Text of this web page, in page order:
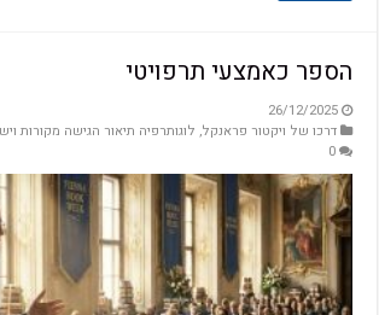
הספר כאמצעי תרפויטי
26/12/2025
דרכו של ויקטור פראנקל, לוגותרפיה תיאור הגישה מקורות
0